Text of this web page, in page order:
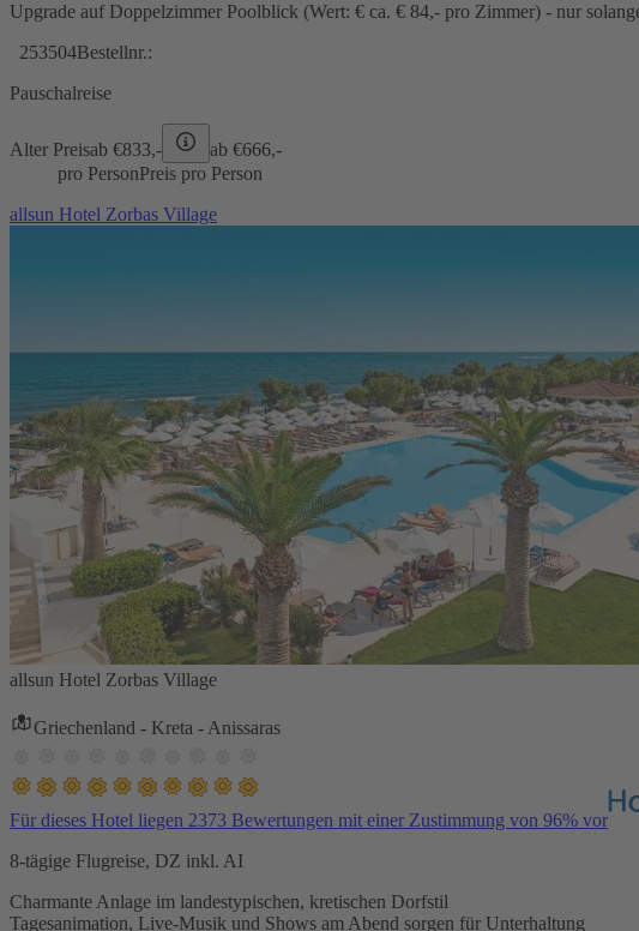
Upgrade auf Doppelzimmer Poolblick (Wert: € ca. € 84,- pro Zimmer) - nur
253504Bestellnr.:
Pauschalreise
Alter Preisab €833,- ab €666,-
pro PersonPreis pro Person
allsun Hotel Zorbas Village
allsun Hotel Zorbas Village
Griechenland - Kreta - Anissaras
Für dieses Hotel liegen 2373 Bewertungen mit einer Zustimmung von 96% vor
8-tägige Flugreise, DZ inkl. AI
Charmante Anlage im landestypischen, kretischen Dorfstil
Tagesanimation, Live-Musik und Shows am Abend sorgen für Unterhaltung